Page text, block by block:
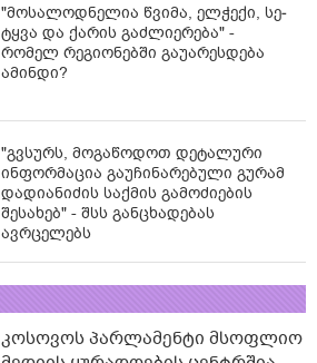
"მოსალოდნელია წვიმა, ელ­ჭე­ქი, სე­
ტყვა და ქა­რის გაძ­ლი­ე­რე­ბა" -
რომელ რეგიონებში გაუარესდება
ამინდი?
"გვსურს, მოგაწოდოთ დეტალური
ინფორმაცია გაუჩინარებული გურამ
დადიანიძის საქმის გამოძიების
შესახებ" - შსს განცხადებას
ავრცელებს
კოსოვოს პარლამენტი მსოფლიო